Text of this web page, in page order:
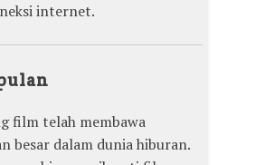
internet.
film telah membawa
besar dalam dunia hiburan.